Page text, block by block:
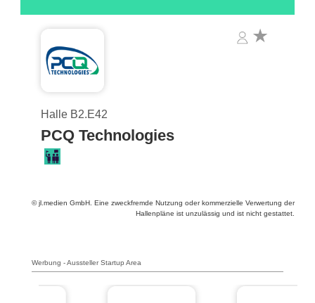
Halle B2.E42
PCQ Technologies
© jl.medien GmbH. Eine zweckfremde Nutzung oder kommerzielle Verwertung der
Hallenpläne ist unzulässig und ist nicht gestattet.
Werbung - Aussteller Startup Area